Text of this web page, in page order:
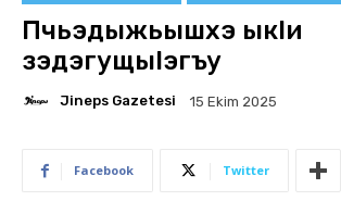
Пчьэдыжьышхэ ыкlи
зэдэгущыlэгъу
Jineps Gazetesi 15 Ekim 2025
Facebook Twitter